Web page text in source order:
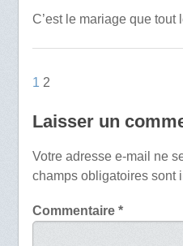
C’est le mariage que tout
1 2
Laisser un
Votre adresse e-mail ne
champs obligatoires sont
Commentaire *